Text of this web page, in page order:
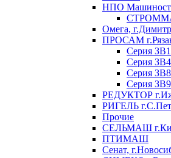
НПО
Омега,
ПРОСАМ
Серия ЗВ1
Серия ЗВ4
Серия ЗВ8
Серия ЗВ9
РЕДУКТОР
РИГЕЛЬ
Прочие
СЕЛЬМАШ
ПТИМАШ
Сенат,